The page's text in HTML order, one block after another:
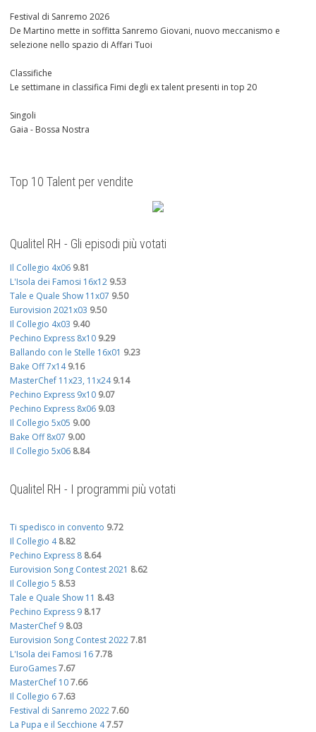
Festival di Sanremo 2026
De Martino mette in soffitta Sanremo Giovani, nuovo meccanismo e
selezione nello spazio di Affari Tuoi
Classifiche
Le settimane in classifica Fimi degli ex talent presenti in top 20
Singoli
Gaia - Bossa Nostra
Top 10 Talent per vendite
Qualitel RH - Gli episodi più votati
Il Collegio 4x06 9.81
L'Isola dei Famosi 16x12 9.53
Tale e Quale Show 11x07 9.50
Eurovision 2021x03 9.50
Il Collegio 4x03 9.40
Pechino Express 8x10 9.29
Ballando con le Stelle 16x01 9.23
Bake Off 7x14 9.16
MasterChef 11x23, 11x24 9.14
Pechino Express 9x10 9.07
Pechino Express 8x06 9.03
Il Collegio 5x05 9.00
Bake Off 8x07 9.00
Il Collegio 5x06 8.84
Qualitel RH - I programmi più votati
Ti spedisco in convento 9.72
Il Collegio 4 8.82
Pechino Express 8 8.64
Eurovision Song Contest 2021 8.62
Il Collegio 5 8.53
Tale e Quale Show 11 8.43
Pechino Express 9 8.17
MasterChef 9 8.03
Eurovision Song Contest 20227.81
L'Isola dei Famosi 167.78
EuroGames7.67
MasterChef 107.66
Il Collegio 67.63
Festival di Sanremo 20227.60
La Pupa e il Secchione 47.57